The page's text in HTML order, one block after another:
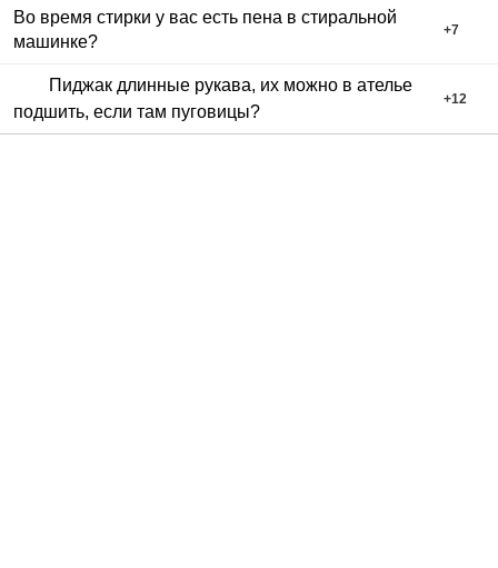
Во время стирки у вас есть пена в стиральной
машинке?
+7
Пиджак длинные рукава, их можно в ателье
подшить, если там пуговицы?
+12